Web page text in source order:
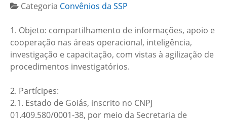
Categoria Convênios da SSP
1. Objeto: compartilhamento de informações, apoio e
cooperação nas áreas operacional, inteligência,
investigação e capacitação, com vistas à agilização de
procedimentos investigatórios.
2. Partícipes:
2.1. Estado de Goiás, inscrito no CNPJ
01.409.580/0001-38, por meio da Secretaria de